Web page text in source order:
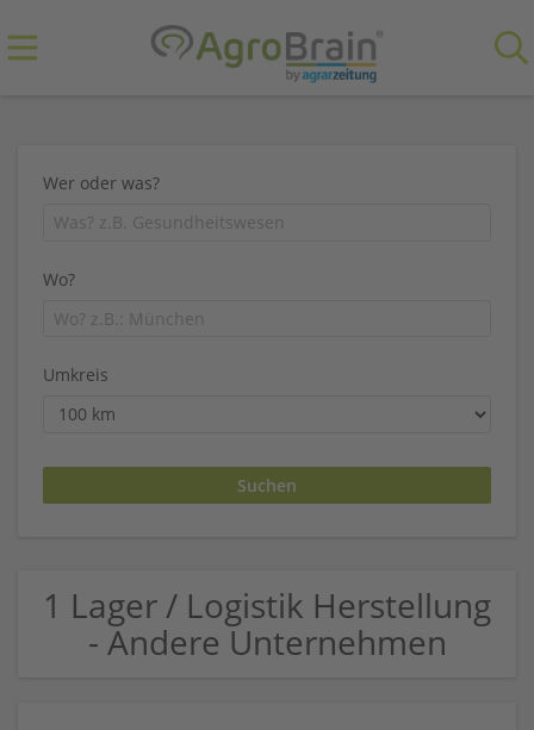
Wer oder was?
Wo?
Umkreis
1 Lager / Logistik Herstellung
- Andere Unternehmen